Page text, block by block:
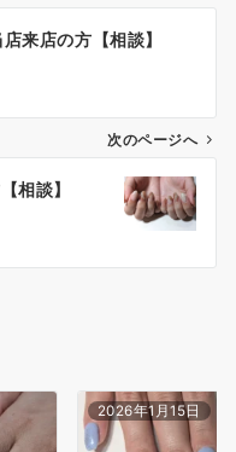
来店の方【相談】
次のページへ
相談】
2026年1月15日